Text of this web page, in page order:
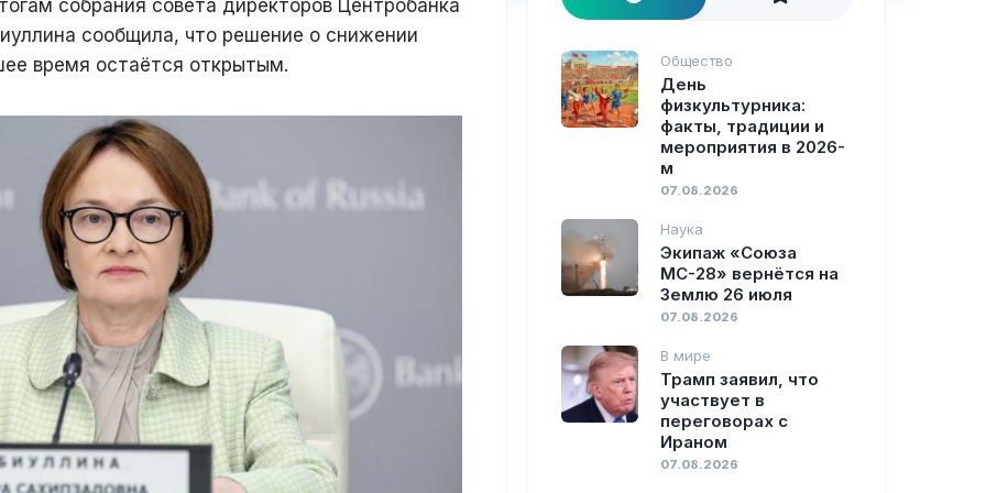
собрания совета директоров Центробанка
сообщила, что решение о снижении
время остаётся открытым.
Общество
День
физкультурника:
факты, традиции и
мероприятия в 2026-
м
07.08.2026
Наука
Экипаж «Союза
МС-28» вернётся на
Землю 26 июля
07.08.2026
В мире
Трамп заявил, что
участвует в
переговорах с
Ираном
07.08.2026